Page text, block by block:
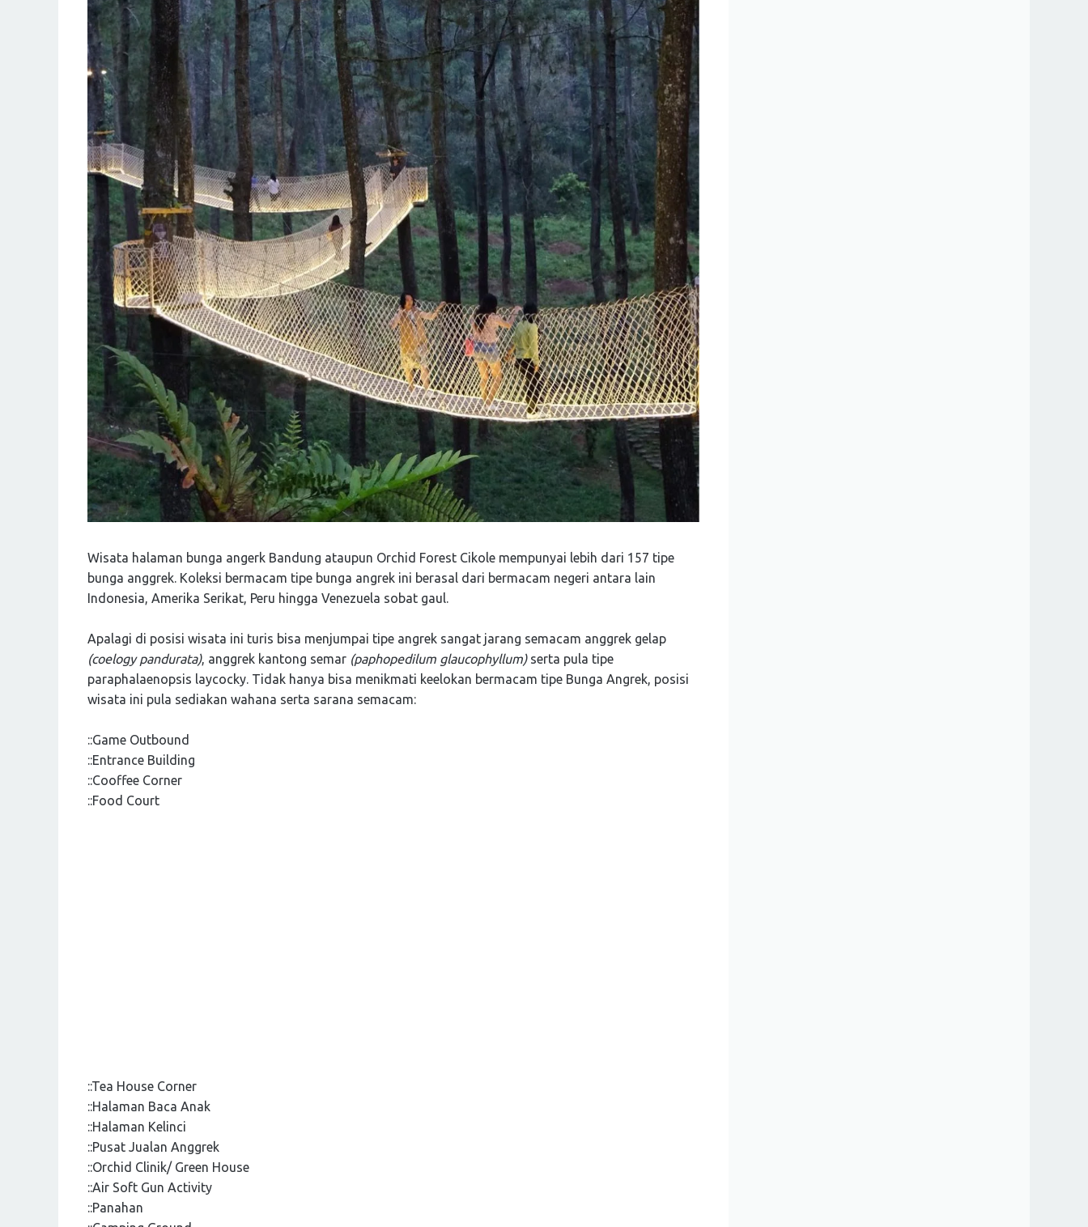
Wisata halaman bunga angerk Bandung ataupun Orchid Forest Cikole mempunyai lebih dari 157 tipe
bunga anggrek. Koleksi bermacam tipe bunga angrek ini berasal dari bermacam negeri antara lain
Indonesia, Amerika Serikat, Peru hingga Venezuela sobat gaul.
Apalagi di posisi wisata ini turis bisa menjumpai tipe angrek sangat jarang semacam anggrek gelap
(coelogy pandurata), anggrek kantong semar (paphopedilum glaucophyllum)serta pula tipe
paraphalaenopsis laycocky. Tidak hanya bisa menikmati keelokan bermacam tipe Bunga Angrek, posisi
wisata ini pula sediakan wahana serta sarana semacam:
::Game Outbound
::Entrance Building
::Cooffee Corner
::Food Court
::Tea House Corner
::Halaman Baca Anak
::Halaman Kelinci
::Pusat Jualan Anggrek
::Orchid Clinik/ Green House
::Air Soft Gun Activity
::Panahan